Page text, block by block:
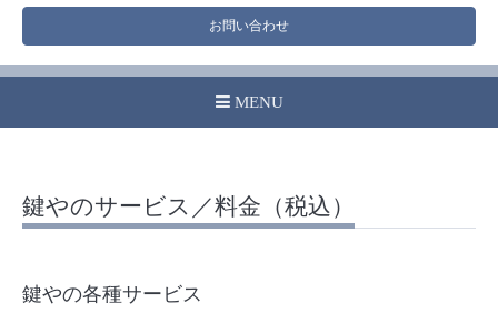
お問い合わせ
MENU
鍵やのサービス／料金（税込）
鍵やの各種サービス